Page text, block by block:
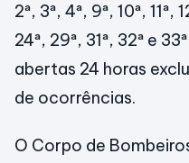
2ª, 3ª, 4ª, 9ª, 10ª, 11ª,
24ª, 29ª, 31ª, 32ª e
abertas 24 horas
de ocorrências.
O Corpo de